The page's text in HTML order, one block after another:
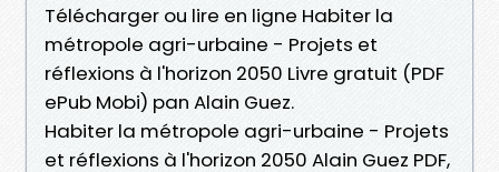
Télécharger ou lire en ligne Habiter la
métropole agri-urbaine - Projets et
réflexions à l'horizon 2050 Livre gratuit (PDF
ePub Mobi) pan Alain Guez.
Habiter la métropole agri-urbaine - Projets
et réflexions à l'horizon 2050 Alain Guez PDF,